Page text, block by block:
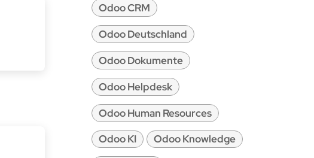
Odoo CRM
Odoo Deutschland
Odoo Dokumente
Odoo Helpdesk
Odoo Human Resources
Odoo KI
Odoo Knowledge